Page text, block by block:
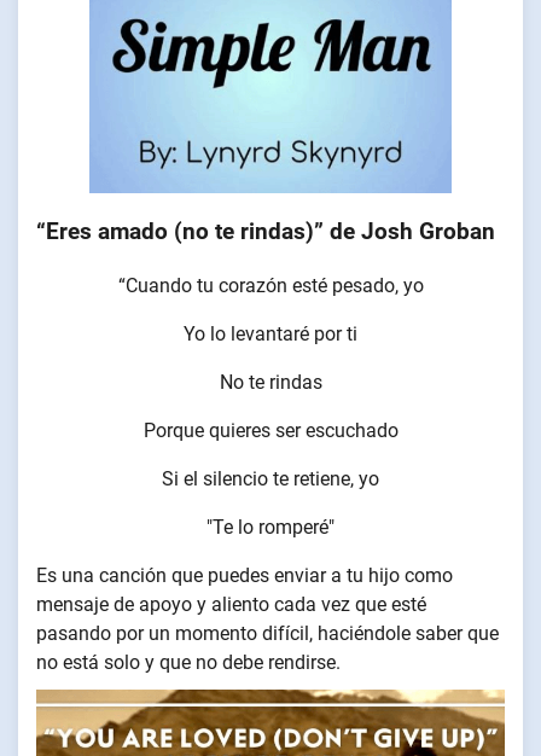
“Eres amado (no te rindas)” de Josh Groban
“Cuando tu corazón esté pesado, yo
Yo lo levantaré por ti
No te rindas
Porque quieres ser escuchado
Si el silencio te retiene, yo
"Te lo romperé"
Es una canción que puedes enviar a tu hijo como
mensaje de apoyo y aliento cada vez que esté
pasando por un momento difícil, haciéndole saber que
no está solo y que no debe rendirse.